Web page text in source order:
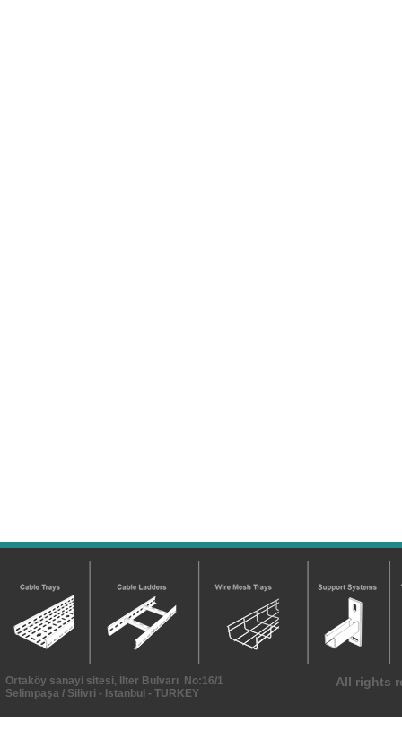
Ortaköy sanayi sitesi, İlter Bulvarı No:16/1
Selimpaşa / Silivri - Istanbul - TURKEY
All rights